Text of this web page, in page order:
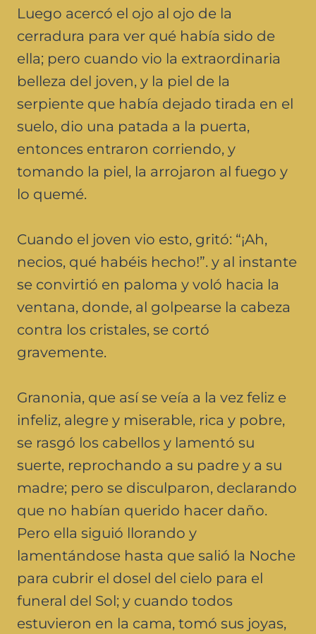
Luego acercó el ojo al ojo de la
cerradura para ver qué había sido de
ella; pero cuando vio la extraordinaria
belleza del joven, y la piel de la
serpiente que había dejado tirada en el
suelo, dio una patada a la puerta,
entonces entraron corriendo, y
tomando la piel, la arrojaron al fuego y
lo quemé.
Cuando el joven vio esto, gritó: “¡Ah,
necios, qué habéis hecho!”. y al instante
se convirtió en paloma y voló hacia la
ventana, donde, al golpearse la cabeza
contra los cristales, se cortó
gravemente.
Granonia, que así se veía a la vez feliz e
infeliz, alegre y miserable, rica y pobre,
se rasgó los cabellos y lamentó su
suerte, reprochando a su padre y a su
madre; pero se disculparon, declarando
que no habían querido hacer daño.
Pero ella siguió llorando y
lamentándose hasta que salió la Noche
para cubrir el dosel del cielo para el
funeral del Sol; y cuando todos
estuvieron en la cama, tomó sus joyas,